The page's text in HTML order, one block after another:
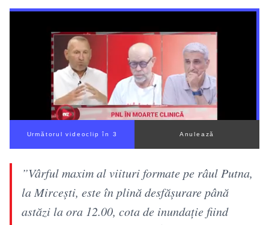
Următorul videoclip în 2 Anulează
”Vârful maxim al viituri formate pe râul Putna,
la Mirceşti, este în plină desfăşurare până
astăzi la ora 12.00, cota de inundaţie fiind